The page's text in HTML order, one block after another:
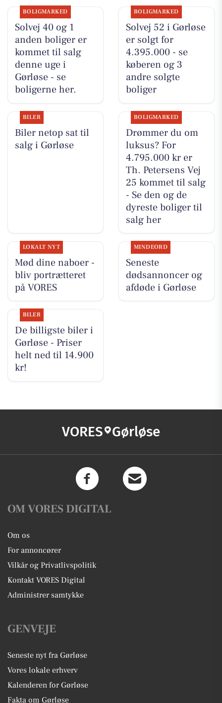
BOLIGMARKED
Solvej 40 og 1
anden boliger er
kommet til salg
denne uge i
Gørløse - se
boligerne her.
BOLIGMARKED
Solvej 52 i Gørløse
er solgt for
4.395.000 - se
køberen og 3
andre solgte
boliger
BILER
Biler netop sat til
salg i Gørløse
BOLIGMARKED
Drømmer du om
luksus? For
4.795.000 kr er
Th. Petersens Vej
25 kommet til salg
- Se den og de
dyreste boliger til
salg her
LOKALT NYT
Mød dine naboer -
bliv portrætteret
på VORES
MINDEORD
Seneste
dødsannoncer og
afdøde i Gørløse
BILER
De billigste biler i
Gørløse - Priser
helt ned til 14.900
kr!
VORES Gørløse
OM VORES DIGITAL
Om os
For annoncører
Vilkår og Privatlivspolitik
Kontakt VORES Digital
Administrer samtykke
GENVEJE
Seneste nyt fra Gørløse
Vores lokale erhverv
Kalenderen for Gørløse
Fakta om Gørløse